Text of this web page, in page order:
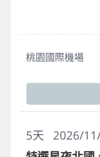
桃園國際機場
2026/
5天